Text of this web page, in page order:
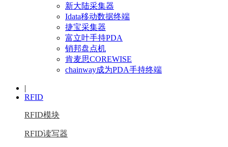
新大陆采集器
Idata移动数据终端
捷宝采集器
富立叶手持PDA
销邦盘点机
肯麦思COREWISE
chainway成为PDA手持终端
|
RFID
RFID模块
RFID读写器